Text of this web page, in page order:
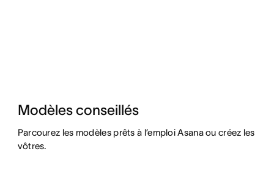
Modèles conseillés
Parcourez les modèles prêts à l’emploi Asana ou créez les
vôtres.